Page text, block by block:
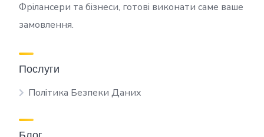
Фрілансери та бізнеси, готові виконати саме ваше
замовлення.
Послуги
Політика Безпеки Даних